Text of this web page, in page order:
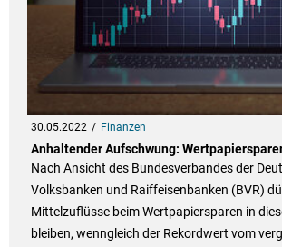
30.05.2022 Finanzen
Anhaltender Aufschwung:
Nach Ansicht des Bundesverbandes der
Volksbanken und Raiffeisenbanken (BVR)
Mittelzuflüsse beim Wertpapiersparen in
bleiben, wenngleich der Rekordwert vom